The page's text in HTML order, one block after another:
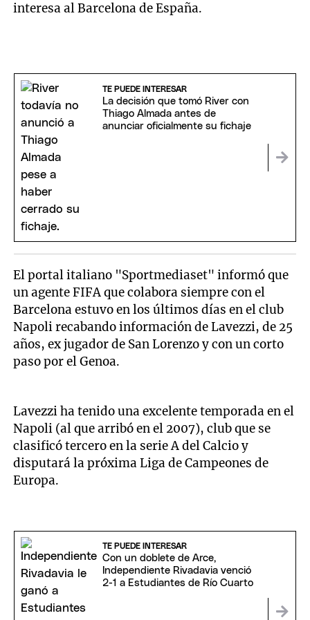
interesa al Barcelona de España.
TE PUEDE INTERESAR
La decisión que tomó River con
Thiago Almada antes de
anunciar oficialmente su fichaje
El portal italiano "Sportmediaset" informó que
un agente FIFA que colabora siempre con el
Barcelona estuvo en los últimos días en el club
Napoli recabando información de Lavezzi, de 25
años, ex jugador de San Lorenzo y con un corto
paso por el Genoa.
Lavezzi ha tenido una excelente temporada en el
Napoli (al que arribó en el 2007), club que se
clasificó tercero en la serie A del Calcio y
disputará la próxima Liga de Campeones de
Europa.
TE PUEDE INTERESAR
Con un doblete de Arce,
Independiente Rivadavia venció
2-1 a Estudiantes de Río Cuarto